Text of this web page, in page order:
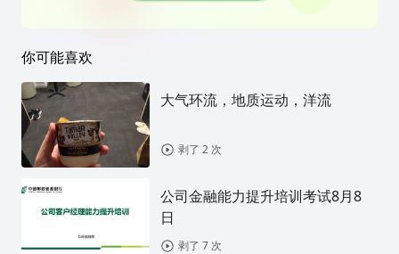
你可能喜欢
大气环流，地质运动，洋流
剥了 2 次
公司金融能力提升培训考试8月8
日
剥了 7 次